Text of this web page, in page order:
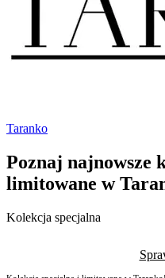
Taranko
Poznaj najnowsze
limitowane w
Kolekcja specjalna